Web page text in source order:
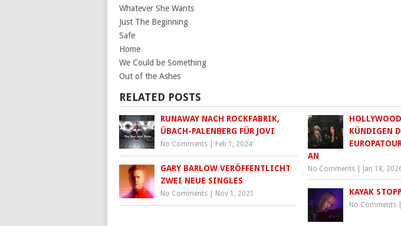
Whatever She Wants
Just The Beginning
Safe
Home
We Could be Something
Out of the Ashes
RELATED POSTS
RUNAWAY NACH ROCKFABRIK,
ÜBACH-PALENBERG FÜR JOVI
No Comments Feb 1, 2024
KÜNDIGEN
AN
No Comments Jan 18,
GARY BARLOW VERÖFFENTLICHT
ZWEI NEUE SINGLES
No Comments Nov 1, 2021 KAYAK
No Comments